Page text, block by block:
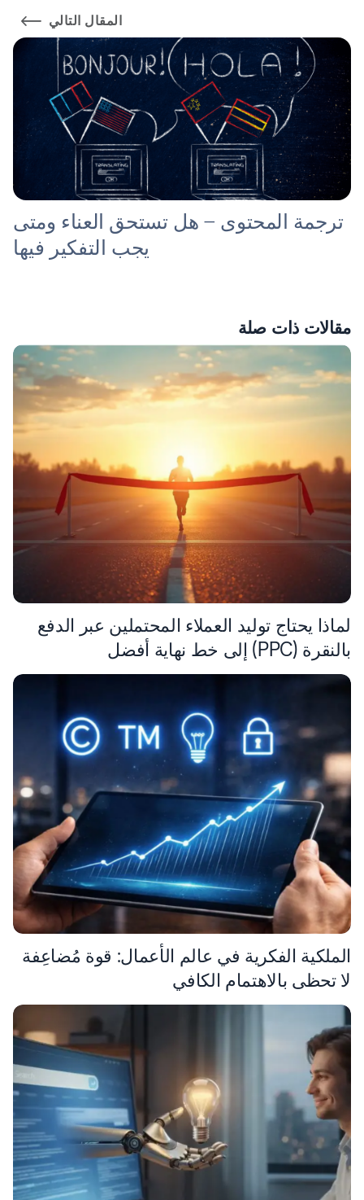
المقال التالي
ترجمة المحتوى – هل تستحق العناء ومتى
يجب التفكير فيها
مقالات ذات صلة
لماذا يحتاج توليد العملاء المحتملين عبر الدفع
بالنقرة (PPC) إلى خط نهاية أفضل
الملكية الفكرية في عالم الأعمال: قوة مُضاعِفة
لا تحظى بالاهتمام الكافي